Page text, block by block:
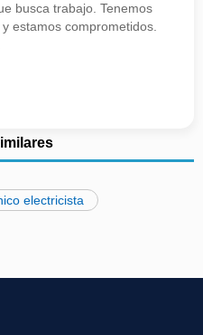
busca trabajo. Tenemos
estamos comprometidos.
electricista